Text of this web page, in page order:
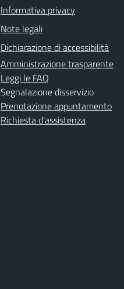
Informativa privacy
Note legali
Dichiarazione di accessibilità
Amministrazione trasparente
Leggi le FAQ
Segnalazione disservizio
Prenotazione appuntamento
Richiesta d'assistenza